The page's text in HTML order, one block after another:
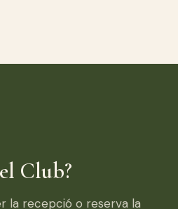
Club?
la recepció o reserva la